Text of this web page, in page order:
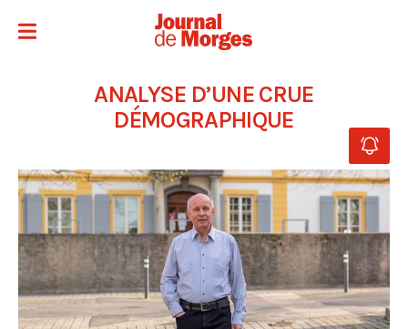
ANALYSE D’UNE CRUE
DÉMOGRAPHIQUE